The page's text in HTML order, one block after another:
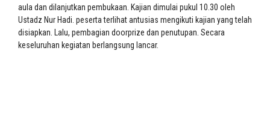
aula dan dilanjutkan pembukaan. Kajian dimulai pukul 10.30 oleh
Ustadz Nur Hadi. peserta terlihat antusias mengikuti kajian yang telah
disiapkan. Lalu, pembagian doorprize dan penutupan. Secara
keseluruhan kegiatan berlangsung lancar.